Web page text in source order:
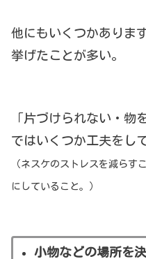
他にもいくつかありま
挙げたことが多い。
「片づけられない・物
ではいくつか工夫をし
（ネスケのストレスを減らす
にしていること。）
小物などの場所を